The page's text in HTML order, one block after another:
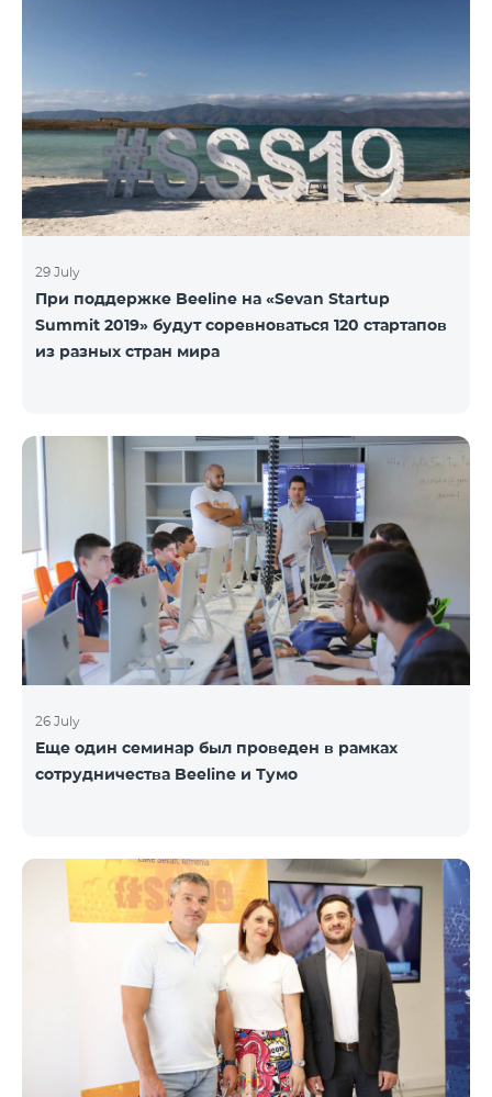
29 July
При поддержке Beeline на «Sevan Startup
Summit 2019» будут соревноваться 120 стартапов
из разных стран мира
26 July
Еще один семинар был проведен в рамках
сотрудничества Beeline и Тумо